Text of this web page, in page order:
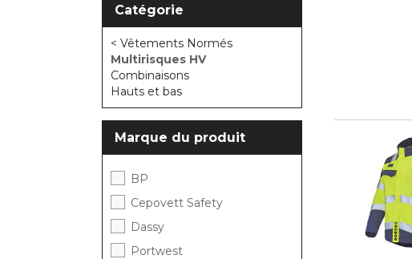
Catégorie
< Vêtements Normés
Multirisques HV
Combinaisons
Hauts et bas
Marque du produit
BP
Cepovett Safety
Dassy
Portwest